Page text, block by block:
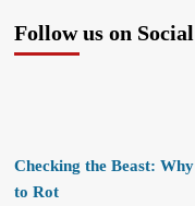
Follow us on
Checking the Beast:
to Rot